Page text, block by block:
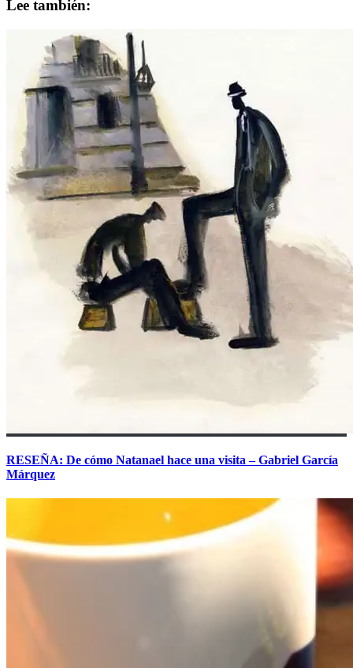
Lee también:
RESEÑA: De cómo Natanael hace una visita – Gabriel García
Márquez